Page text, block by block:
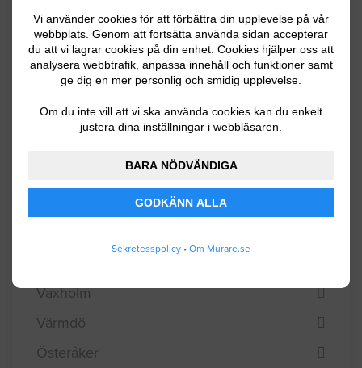
Vi använder cookies för att förbättra din upplevelse på vår
webbplats. Genom att fortsätta använda sidan accepterar
du att vi lagrar cookies på din enhet. Cookies hjälper oss att
analysera webbtrafik, anpassa innehåll och funktioner samt
ge dig en mer personlig och smidig upplevelse.
Om du inte vill att vi ska använda cookies kan du enkelt
justera dina inställningar i webbläsaren.
BARA NÖDVÄNDIGA
GODKÄNN ALLA
Sekretesspolicy • Om Murare.se
Solna
Stockholm
Sundbyberg
Södertälje
Upplands Väsby
Vaxholm
Värmdö
Österåker